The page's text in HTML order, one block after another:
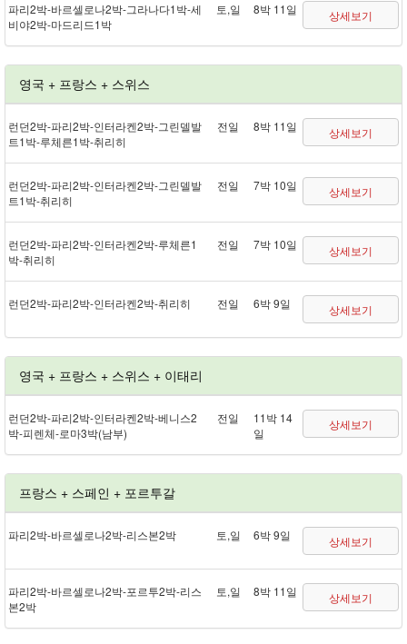
파리 2박 - 바르셀로나 2박 - 그라나다 1박 - 세
비야 2박 - 마드리드 1박
토,일 8박 11일 상세보기
영국 + 프랑스 + 스위스
런던 2박 - 파리 2박 - 인터라켄 2박 - 그린델발
트 1박 - 루체른 1박 - 취리히
전일 8박 11일 상세보기
런던 2박 - 파리 2박 - 인터라켄 2박 - 그린델발
트 1박 - 취리히
전일 7박 10일 상세보기
런던 2박 - 파리 2박 - 인터라켄 2박 - 루체른 1
박 - 취리히
전일 7박 10일 상세보기
런던 2박 - 파리 2박 - 인터라켄 2박 - 취리히 전일 6박 9일 상세보기
영국 + 프랑스 + 스위스 + 이태리
런던 2박 - 파리 2박 - 인터라켄 2박 - 베니스 2
박 - 피렌체 - 로마 3박(남부)
전일
11박 14
일
상세보기
프랑스 + 스페인 + 포르투갈
파리 2박 - 바르셀로나 2박 - 리스본 2박 토,일 6박 9일 상세보기
파리 2박 - 바르셀로나 2박 - 포르투 2박 - 리스
본 2박
토,일 8박 11일 상세보기